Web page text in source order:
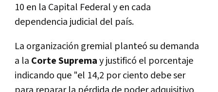
10 en la Capital Federal y en cada
dependencia judicial del país.
La organización gremial planteó su demanda
a la Corte Supremay justificó el porcentaje
indicando que "el 14,2 por ciento debe ser